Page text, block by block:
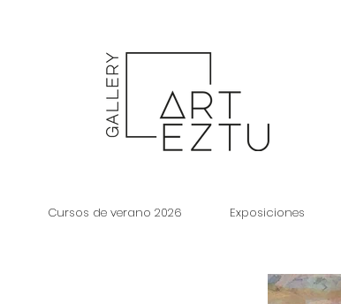
Cursos de verano 2026 Exposiciones